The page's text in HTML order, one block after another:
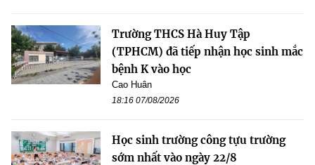
Trường THCS Hà Huy Tập
(TPHCM) đã tiếp nhận học sinh mắc
bệnh K vào học
Cao Huân
18:16 07/08/2026
Học sinh trường công tựu trường
sớm nhất vào ngày 22/8